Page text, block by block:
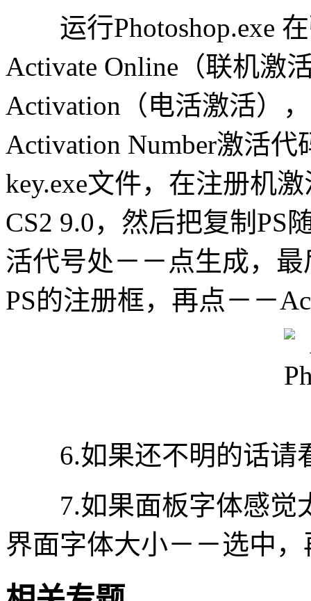
运行Photoshop.exe 在
Activate Online（联机激
Activation（电活激活）
Activation Number激活
key.exe文件，在注册机
CS2 9.0，然后把复制PS
活代号处－－点生成，
PS的注册框，再点－－
6.如果还不明的话请
7.如果面板字体感觉
界面字体大小－－选中